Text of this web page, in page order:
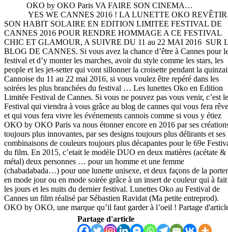
OKO by OKO Paris VA FAIRE SON
YES WE CANNES 2016 ! LA LUNETTE OKO
SON HABIT SOLAIRE EN EDITION LIMITEE FESTIVAL DE
CANNES 2016 POUR RENDRE HOMMAGE A CE FESTIVAL
CHIC ET GLAMOUR, A SUIVRE DU 11 au 22 MAI 2016 SUR
BLOG DE CANNES. Si vous avez la chance d’être à Cannes pour
festival et d’y monter les marches, avoir du style comme les stars, les
people et les jet-setter qui vont sillonner la croisette pendant la
Cannoise du 11 au 22 mai 2016, si vous voulez être repéré dans les
soirées les plus branchées du festival … Les lunettes Oko en Edition
Limitée Festival de Cannes. Si vous ne pouvez pas vous venir, c’est le
Festival qui viendra à vous grâce au blog de cannes qui vous fera
et qui vous fera vivre les événements cannois comme si vous y
OKO by OKO Paris va nous étonner encore en 2016 par ses
toujours plus innovantes, par ses designs toujours plus délirants et ses
combinaisons de couleurs toujours plus décapantes pour le 69e
du film. En 2015, c’etait le modèle DUO en deux matières (acétate &
métal) deux personnes … pour un homme et une femme
(chabadabada…) pour une lunette unisexe, et deux façons de la porter
en mode jour ou en mode soirée grâce à un insert de couleur qui à fait
les jours et les nuits du dernier festival. Lunettes Oko au Festival de
Cannes un film réalisé par Sébastien Ravidat (Ma petite entreprod).
OKO by OKO, une marque qu’il faut garder à l’oeil ! Partage
Partage d'article